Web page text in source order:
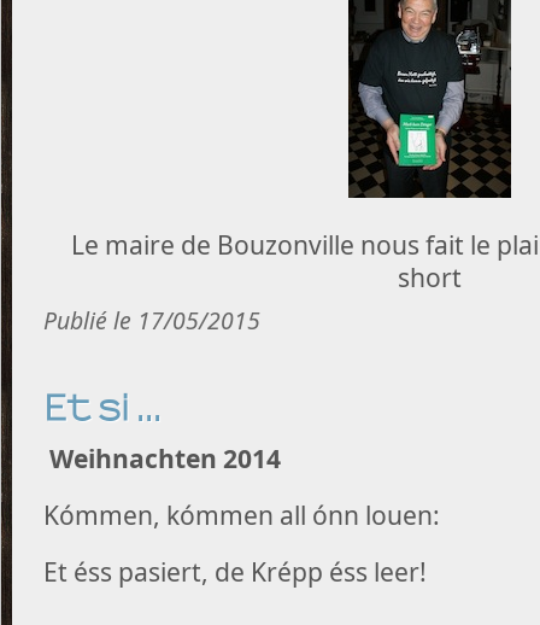
Le maire de Bouzonville nous fait le
short
Publié le 17/05/2015
Et si ...
Weihnachten 2014
Kómmen, kómmen all ónn louen:
Et éss pasiert, de Krépp éss leer!